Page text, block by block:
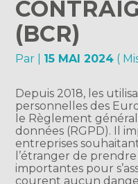
(BCR)
Par 15 MAI 2024 (
Depuis 2018, les
personnelles des
le Règlement
données (RGPD). Il
entreprises
l’étranger de
importantes pour
courent aucun